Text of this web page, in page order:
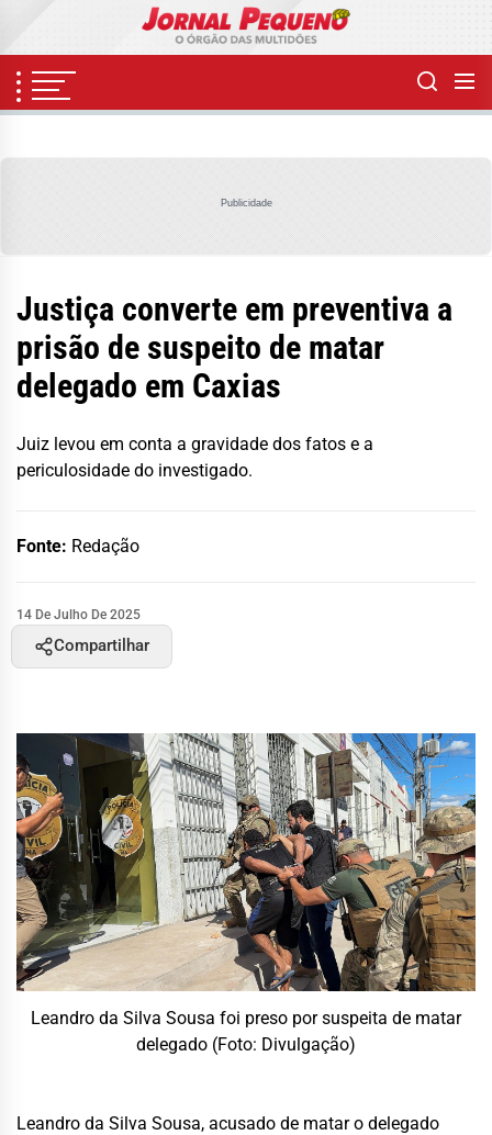
content
Publicidade
Justiça converte em preventiva a
prisão de suspeito de matar
delegado em Caxias
Juiz levou em conta a gravidade dos fatos e a
periculosidade do investigado.
Fonte: Redação
14 De Julho De 2025
Compartilhar
Leandro da Silva Sousa foi preso por suspeita de matar
delegado (Foto: Divulgação)
Leandro da Silva Sousa, acusado de matar o delegado